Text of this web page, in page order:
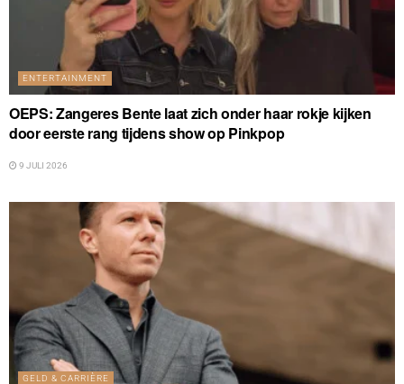
ENTERTAINMENT
OEPS: Zangeres Bente laat zich onder haar rokje kijken
door eerste rang tijdens show op Pinkpop
9 JULI 2026
GELD & CARRIÈRE